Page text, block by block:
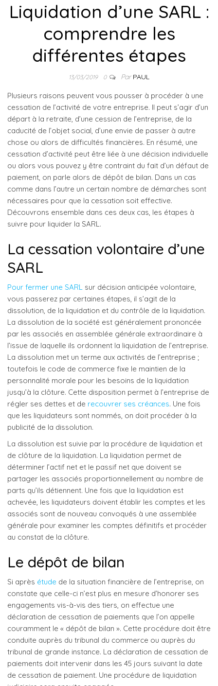
Liquidation d’une SARL :
comprendre les
différentes étapes
13/03/2019 0 ParPAUL
Plusieurs raisons peuvent vous pousser à procéder à une
cessation de l’activité de votre entreprise. Il peut s’agir d’un
départ à la retraite, d’une cession de l’entreprise, de la
caducité de l’objet social, d’une envie de passer à autre
chose ou alors de difficultés financières. En résumé, une
cessation d’activité peut être liée à une décision individuelle
ou alors vous pouvez y être contraint du fait d’un défaut de
paiement, on parle alors de dépôt de bilan. Dans un cas
comme dans l’autre un certain nombre de démarches sont
nécessaires pour que la cessation soit effective.
Découvrons ensemble dans ces deux cas, les étapes à
suivre pour liquider la SARL.
La cessation volontaire d’une
SARL
Pour fermer une SARL sur décision anticipée volontaire,
vous passerez par certaines étapes, il s’agit de la
dissolution, de la liquidation et du contrôle de la liquidation.
La dissolution de la société est généralement prononcée
par les associés en assemblée générale extraordinaire à
l’issue de laquelle ils ordonnent la liquidation de l’entreprise.
La dissolution met un terme aux activités de l’entreprise ;
toutefois le code de commerce fixe le maintien de la
personnalité morale pour les besoins de la liquidation
jusqu’à la clôture. Cette disposition permet à l’entreprise de
régler ses dettes et de recouvrer ses créances. Une fois
que les liquidateurs sont nommés, on doit procéder à la
publicité de la dissolution.
La dissolution est suivie par la procédure de liquidation et
de clôture de la liquidation. La liquidation permet de
déterminer l’actif net et le passif net que doivent se
partager les associés proportionnellement au nombre de
parts qu’ils détiennent. Une fois que la liquidation est
achevée, les liquidateurs doivent établir les comptes et les
associés sont de nouveau convoqués à une assemblée
générale pour examiner les comptes définitifs et procéder
au constat de la clôture.
Le dépôt de bilan
Si après étude de la situation financière de l’entreprise, on
constate que celle-ci n’est plus en mesure d’honorer ses
engagements vis-à-vis des tiers, on effectue une
déclaration de cessation de paiements que l’on appelle
couramment le « dépôt de bilan ». Cette procédure doit être
conduite auprès du tribunal du commerce ou auprès du
tribunal de grande instance. La déclaration de cessation de
paiements doit intervenir dans les 45 jours suivant la date
de cessation de paiement. Une procédure de liquidation